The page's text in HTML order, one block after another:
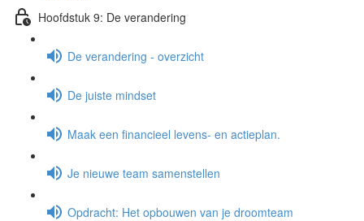
Hoofdstuk 9: De verandering
De verandering - overzicht
De juiste mindset
Maak een financieel levens- en actieplan.
Je nieuwe team samenstellen
Opdracht: Het opbouwen van je droomteam